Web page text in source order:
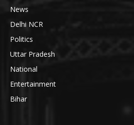
News
Delhi NCR
Politics
Uttar Pradesh
National
Entertainment
Bihar